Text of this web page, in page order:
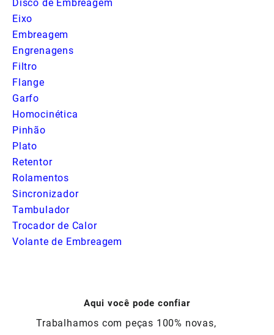
Disco de Embreagem
Eixo
Embreagem
Engrenagens
Filtro
Flange
Garfo
Homocinética
Pinhão
Plato
Retentor
Rolamentos
Sincronizador
Tambulador
Trocador de Calor
Volante de Embreagem
Aqui você pode confiar
Trabalhamos com peças 100% novas,